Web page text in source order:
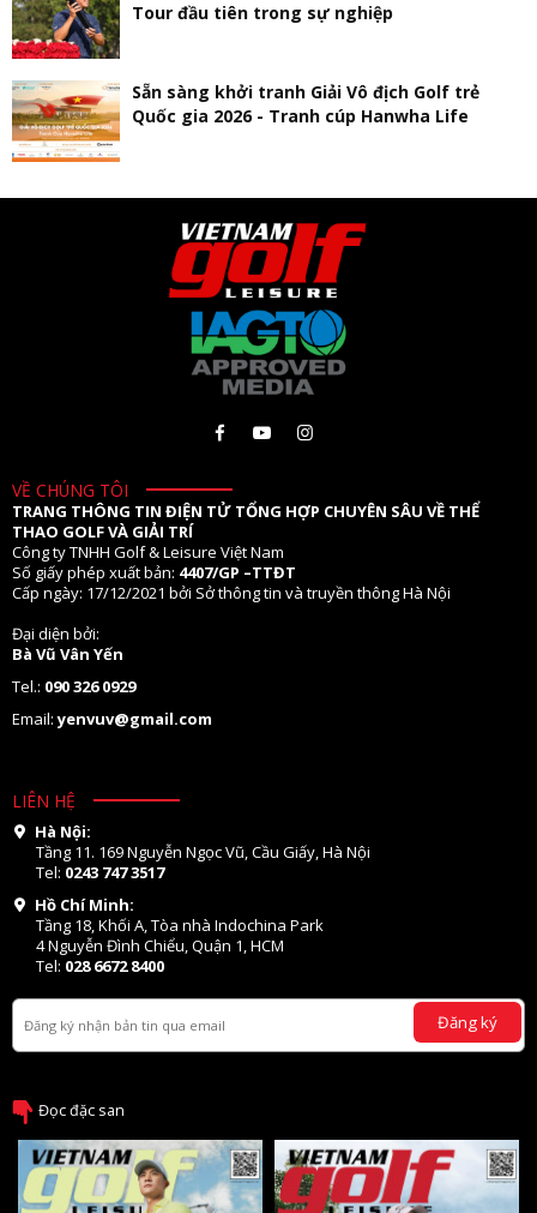
Tour đầu tiên trong sự nghiệp
Sẵn sàng khởi tranh Giải Vô địch Golf trẻ
Quốc gia 2026 - Tranh cúp Hanwha Life
VỀ CHÚNG TÔI
TRANG THÔNG TIN ĐIỆN TỬ TỔNG HỢP CHUYÊN SÂU VỀ THỂ
THAO GOLF VÀ GIẢI TRÍ
Công ty TNHH Golf & Leisure Việt Nam
Số giấy phép xuất bản: 4407/GP –TTĐT
Cấp ngày: 17/12/2021 bởi Sở thông tin và truyền thông Hà Nội
Đại diện bởi:
Bà Vũ Vân Yến
Tel.: 090 326 0929
Email:yenvuv@gmail.com
LIÊN HỆ
Hà Nội:
Tầng 11. 169 Nguyễn Ngọc Vũ, Cầu Giấy, Hà Nội
Tel: 0243 747 3517
Hồ Chí Minh:
Tầng 18, Khối A, Tòa nhà Indochina Park
4 Nguyễn Đình Chiểu, Quận 1, HCM
Tel: 028 6672 8400
Đăng ký
Đọc đặc san